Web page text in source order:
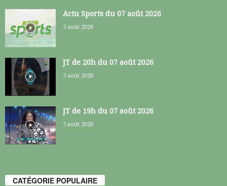
Actu Sports du 07 août 2026
7 août 2026
JT de 20h du 07 août 2026
7 août 2026
JT de 19h du 07 août 2026
7 août 2026
CATÉGORIE POPULAIRE